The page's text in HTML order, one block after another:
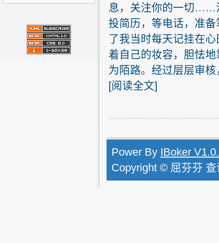
息，关注你的一切
投简历，等电话，准
了我当时每天记挂在
着自己的妆容，胆怯
为陌路。经过层层审
[阅读全文]
Power By IBoker
Copyright © 屈芬芬